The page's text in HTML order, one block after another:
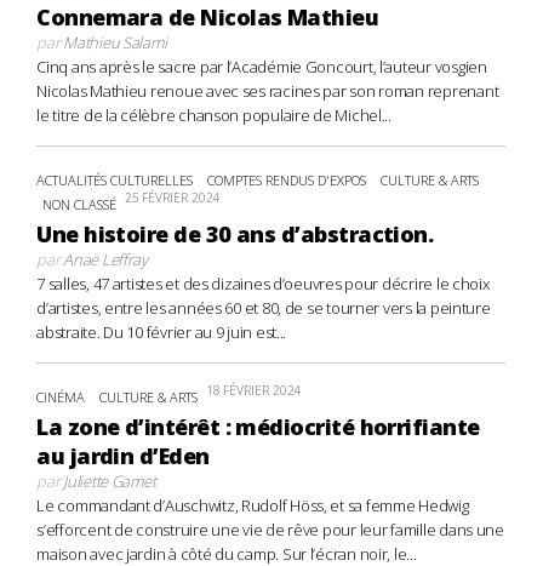
Connemara de Nicolas Mathieu
parMathieu Salami
Cinq ans après le sacre par l’Académie Goncourt, l’auteur vosgien
Nicolas Mathieu renoue avec ses racines par son roman reprenant
le titre de la célèbre chanson populaire de Michel...
ACTUALITÉS CULTURELLES COMPTES RENDUS D'EXPOS
CULTURE & ARTS
NON CLASSÉ 25 FÉVRIER 2024
Une histoire de 30 ans d’abstraction.
parAnaë Leffray
7 salles, 47 artistes et des dizaines d’oeuvres pour décrire le choix
d’artistes, entre les années 60 et 80, de se tourner vers la peinture
abstraite. Du 10 février au 9 juin est...
CINÉMA CULTURE & ARTS 18 FÉVRIER 2024
La zone d’intérêt : médiocrité horrifiante
au jardin d’Eden
parJuliette Gamet
Le commandant d’Auschwitz, Rudolf Höss, et sa femme Hedwig
s’efforcent de construire une vie de rêve pour leur famille dans une
maison avec jardin à côté du camp. Sur l’écran noir, le...